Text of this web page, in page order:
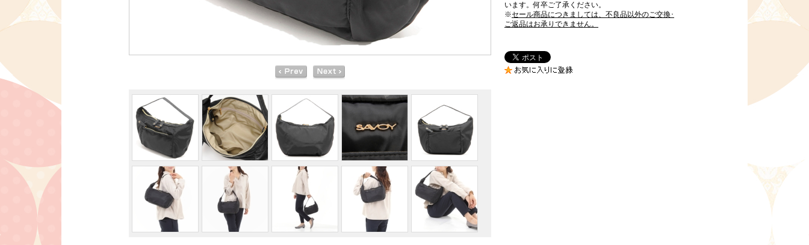
います。何卒ご了承ください。
※セール商品につきましては、不良品以外のご交換･
ご返品はお承りできません。